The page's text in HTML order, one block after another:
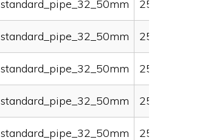
standard_pipe_32_50mm 25000
standard_pipe_32_50mm 25000
standard_pipe_32_50mm 25000
standard_pipe_32_50mm 25000
standard_pipe_32_50mm 25000